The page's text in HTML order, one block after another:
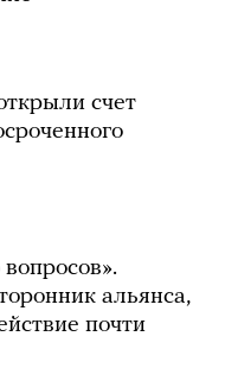
счет
альянса,
почти